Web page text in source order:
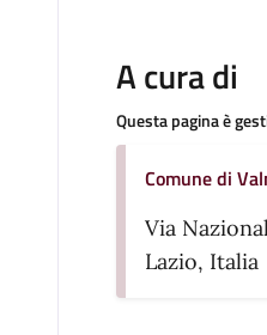
A cura di
Questa pagina è
Comune di
Via
Lazio, Italia